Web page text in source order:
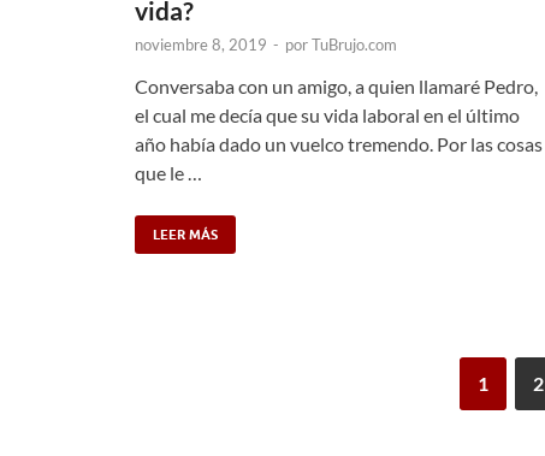
vida?
noviembre 8, 2019 - porTuBrujo.com
Conversaba con un amigo, a quien llamaré Pedro,
el cual me decía que su vida laboral en el último
año había dado un vuelco tremendo. Por las cosas
que le …
LEER MÁS
1 2